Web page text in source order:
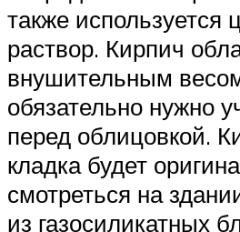
также используется
раствор. Кирпич
внушительным
обязательно нужно
перед облицовкой.
кладка будет
смотреться на
из газосиликатных